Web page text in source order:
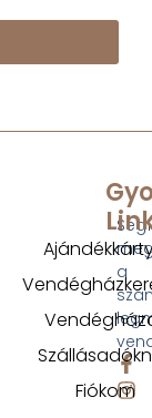
a
Fiókom